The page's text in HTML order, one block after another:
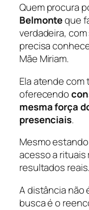
Quem procura
Belmonteque
verdadeira,
precisa
Mãe Miriam.
Ela atende
oferecendo
mesma força
presenciais.
Mesmo
acesso a rituais
resultados reais.
A distância não
busca é o